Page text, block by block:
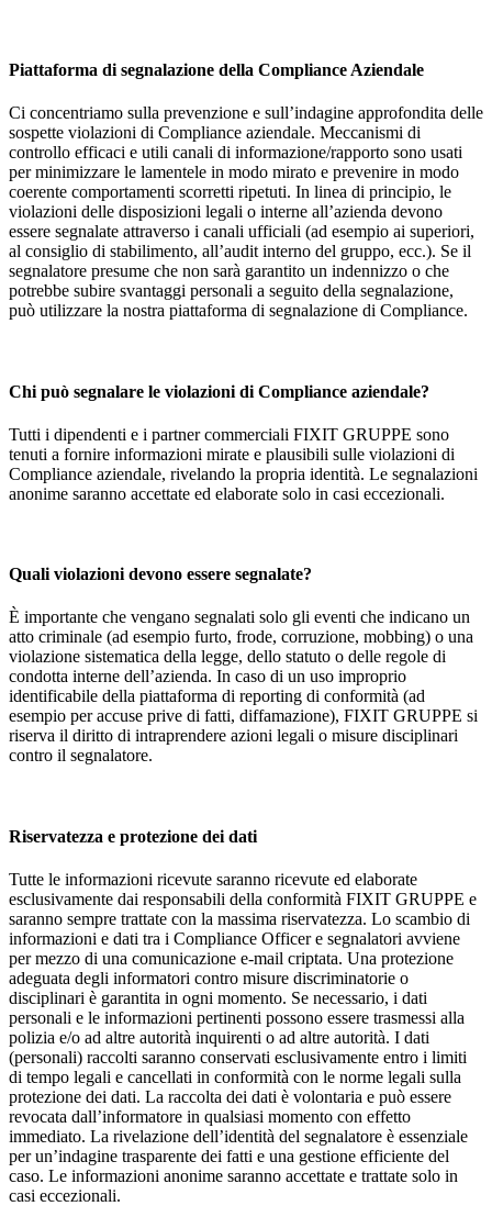
Piattaforma di segnalazione della Compliance Aziendale
Ci concentriamo sulla prevenzione e sull’indagine approfondita delle
sospette violazioni di Compliance aziendale. Meccanismi di
controllo efficaci e utili canali di informazione/rapporto sono usati
per minimizzare le lamentele in modo mirato e prevenire in modo
coerente comportamenti scorretti ripetuti. In linea di principio, le
violazioni delle disposizioni legali o interne all’azienda devono
essere segnalate attraverso i canali ufficiali (ad esempio ai superiori,
al consiglio di stabilimento, all’audit interno del gruppo, ecc.). Se il
segnalatore presume che non sarà garantito un indennizzo o che
potrebbe subire svantaggi personali a seguito della segnalazione,
può utilizzare la nostra piattaforma di segnalazione di Compliance.
Chi può segnalare le violazioni di Compliance aziendale?
Tutti i dipendenti e i partner commerciali FIXIT GRUPPE sono
tenuti a fornire informazioni mirate e plausibili sulle violazioni di
Compliance aziendale, rivelando la propria identità. Le segnalazioni
anonime saranno accettate ed elaborate solo in casi eccezionali.
Quali violazioni devono essere segnalate?
È importante che vengano segnalati solo gli eventi che indicano un
atto criminale (ad esempio furto, frode, corruzione, mobbing) o una
violazione sistematica della legge, dello statuto o delle regole di
condotta interne dell’azienda. In caso di un uso improprio
identificabile della piattaforma di reporting di conformità (ad
esempio per accuse prive di fatti, diffamazione), FIXIT GRUPPE si
riserva il diritto di intraprendere azioni legali o misure disciplinari
contro il segnalatore.
Riservatezza e protezione dei dati
Tutte le informazioni ricevute saranno ricevute ed elaborate
esclusivamente dai responsabili della conformità FIXIT GRUPPE e
saranno sempre trattate con la massima riservatezza. Lo scambio di
informazioni e dati tra i Compliance Officer e segnalatori avviene
per mezzo di una comunicazione e-mail criptata. Una protezione
adeguata degli informatori contro misure discriminatorie o
disciplinari è garantita in ogni momento. Se necessario, i dati
personali e le informazioni pertinenti possono essere trasmessi alla
polizia e/o ad altre autorità inquirenti o ad altre autorità. I dati
(personali) raccolti saranno conservati esclusivamente entro i limiti
di tempo legali e cancellati in conformità con le norme legali sulla
protezione dei dati. La raccolta dei dati è volontaria e può essere
revocata dall’informatore in qualsiasi momento con effetto
immediato. La rivelazione dell’identità del segnalatore è essenziale
per un’indagine trasparente dei fatti e una gestione efficiente del
caso. Le informazioni anonime saranno accettate e trattate solo in
casi eccezionali.